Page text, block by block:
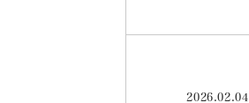
2026.02.04